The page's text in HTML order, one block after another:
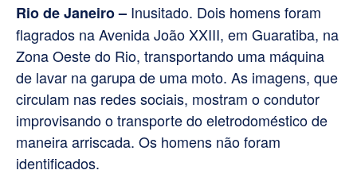
Rio de Janeiro – Inusitado. Dois homens foram
flagrados na Avenida João XXIII, em Guaratiba, na
Zona Oeste do Rio, transportando uma máquina
de lavar na garupa de uma moto. As imagens, que
circulam nas redes sociais, mostram o condutor
improvisando o transporte do eletrodoméstico de
maneira arriscada. Os homens não foram
identificados.